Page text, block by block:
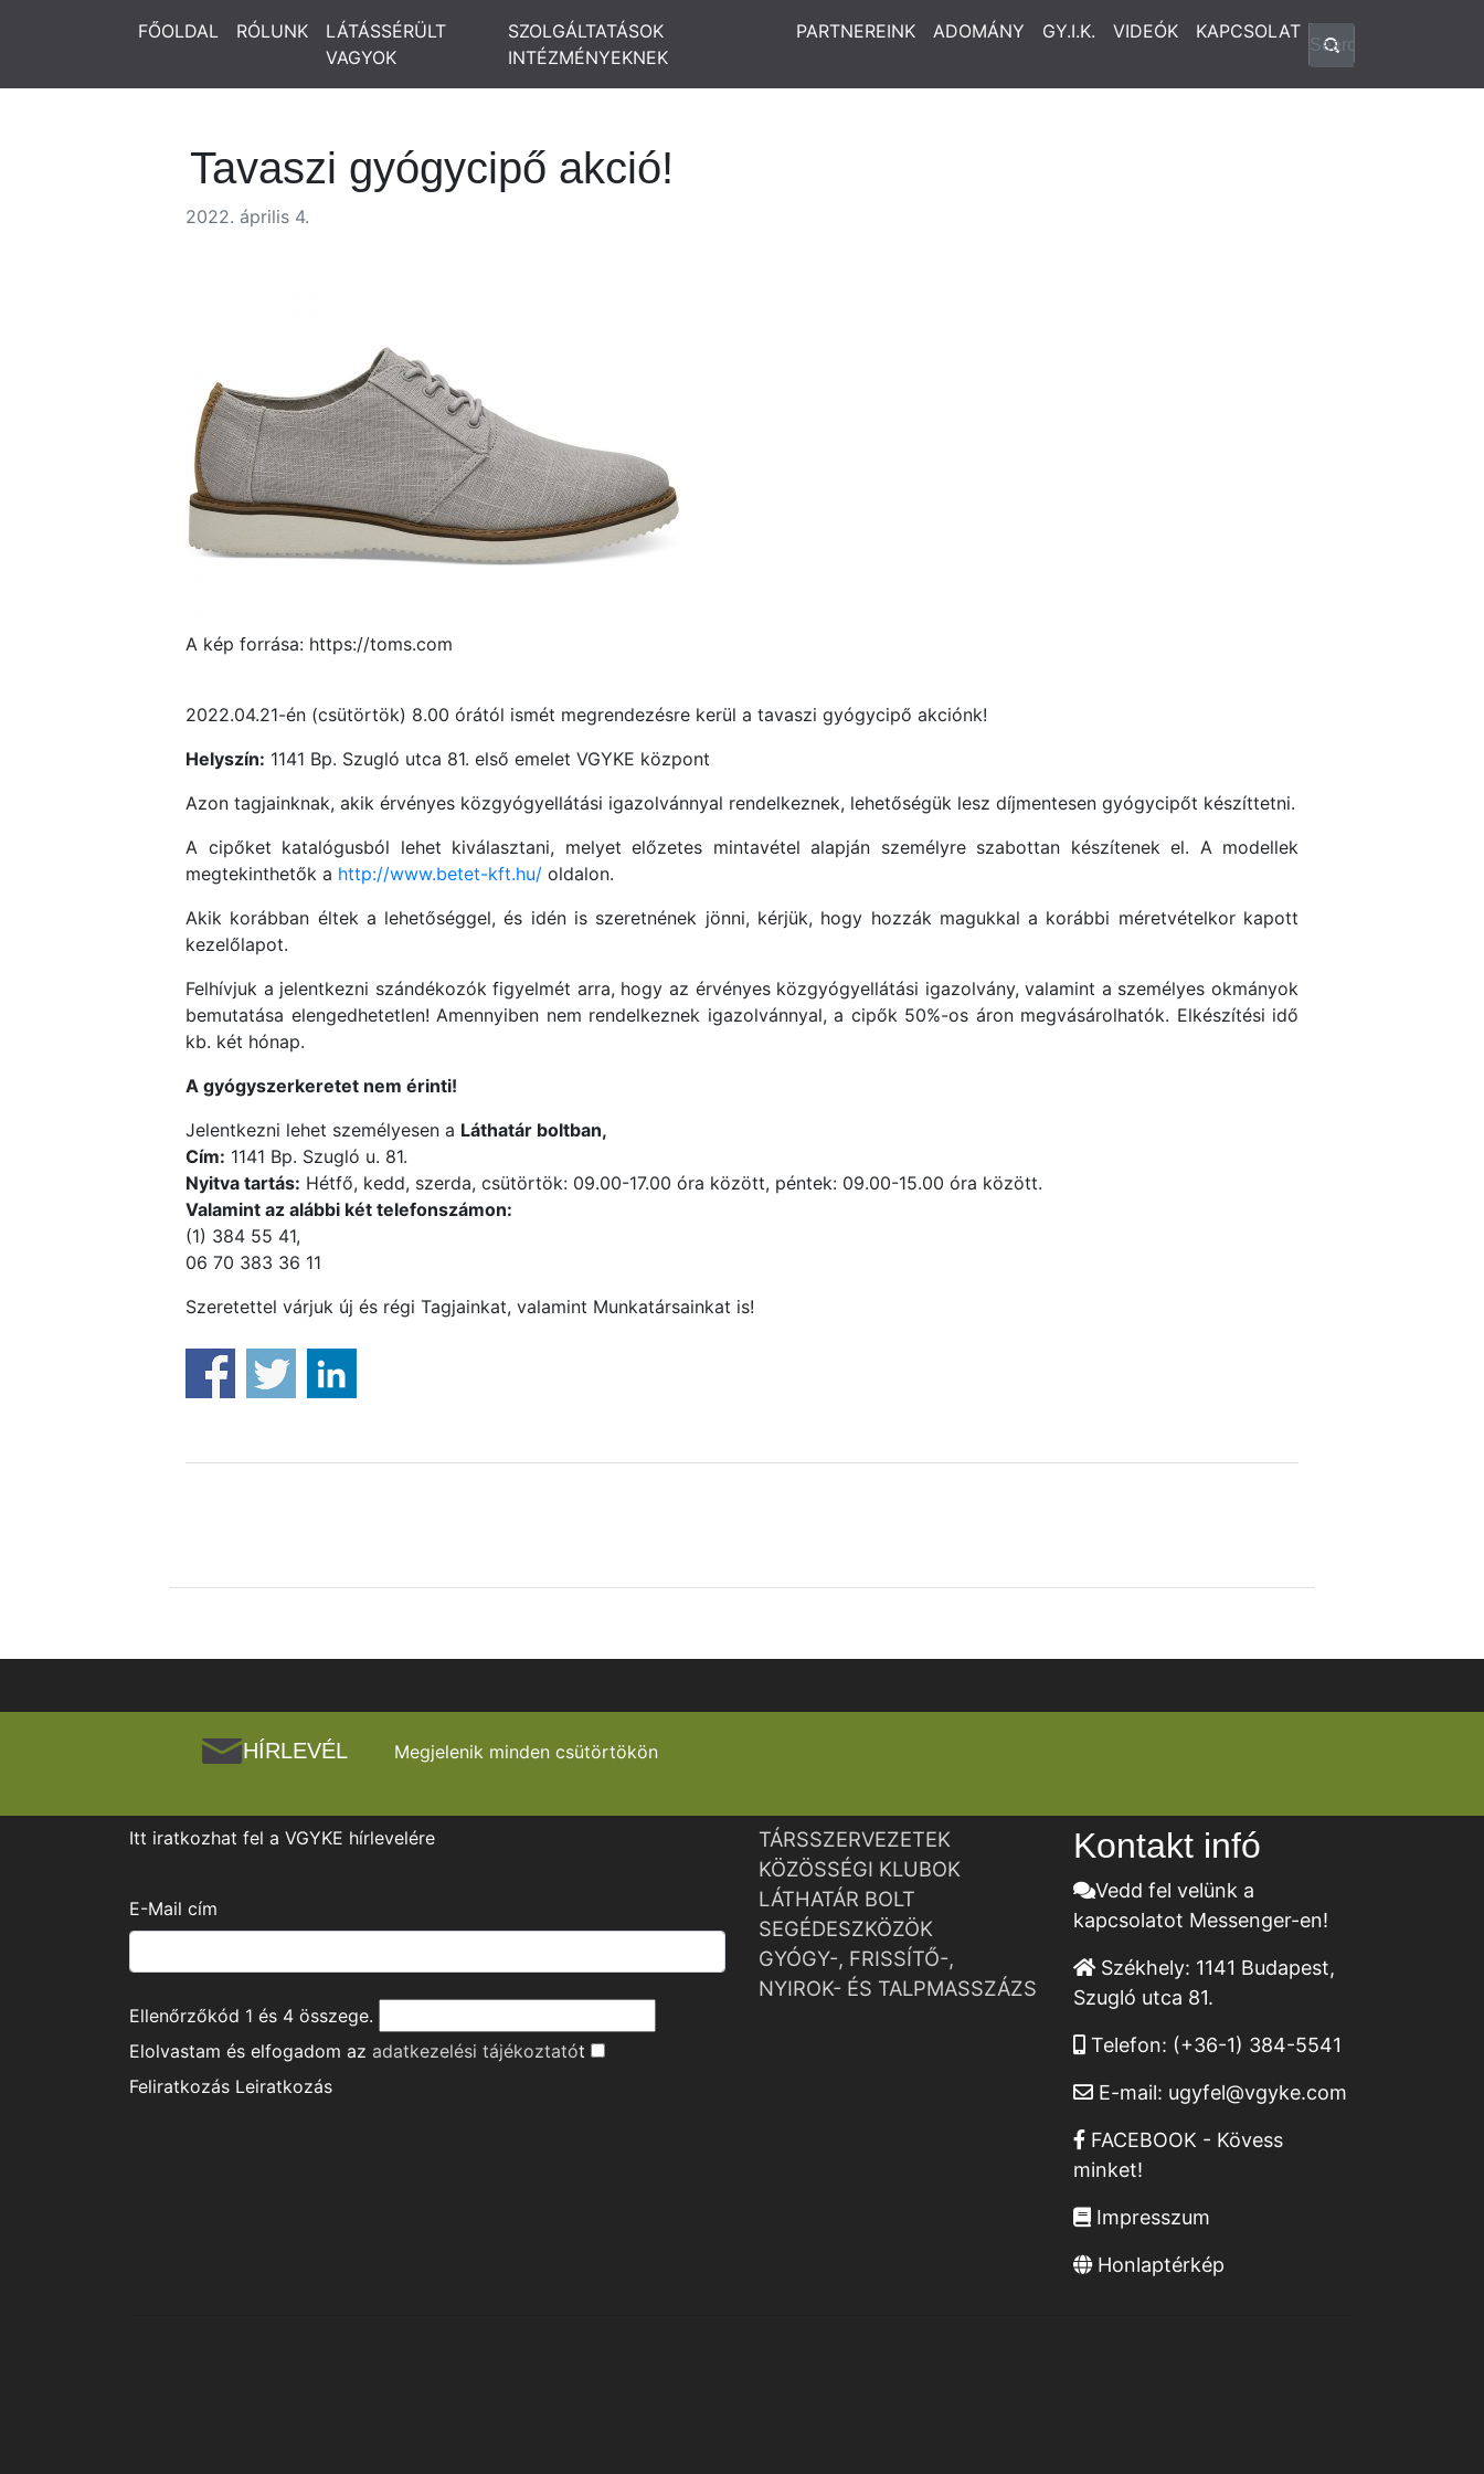
FŐOLDAL RÓLUNK
LÁTÁSSÉRÜLT
VAGYOK
SZOLGÁLTATÁSOK
INTÉZMÉNYEKNEK
PARTNEREINK ADOMÁNY GY.I.K. VIDEÓK KAPCSOLAT
Tavaszi gyógycipő akció!
2022. április 4.
A kép forrása: https://toms.com
2022.04.21-én (csütörtök) 8.00 órától ismét megrendezésre kerül a tavaszi gyógycipő akciónk!
Helyszín: 1141 Bp. Szugló utca 81. első emelet VGYKE központ
Azon tagjainknak, akik érvényes közgyógyellátási igazolvánnyal rendelkeznek, lehetőségük lesz díjmentesen gyógycipőt készíttetni.
A cipőket katalógusból lehet kiválasztani, melyet előzetes mintavétel alapján személyre szabottan készítenek el. A modellek
megtekinthetők a http://www.betet-kft.hu/ oldalon.
Akik korábban éltek a lehetőséggel, és idén is szeretnének jönni, kérjük, hogy hozzák magukkal a korábbi méretvételkor kapott
kezelőlapot.
Felhívjuk a jelentkezni szándékozók figyelmét arra, hogy az érvényes közgyógyellátási igazolvány, valamint a személyes okmányok
bemutatása elengedhetetlen! Amennyiben nem rendelkeznek igazolvánnyal, a cipők 50%-os áron megvásárolhatók. Elkészítési idő
kb. két hónap.
A gyógyszerkeretet nem érinti!
Jelentkezni lehet személyesen a Láthatár boltban,
Cím: 1141 Bp. Szugló u. 81.
Nyitva tartás: Hétfő, kedd, szerda, csütörtök: 09.00-17.00 óra között, péntek: 09.00-15.00 óra között.
Valamint az alábbi két telefonszámon:
(1) 384 55 41,
06 70 383 36 11
Szeretettel várjuk új és régi Tagjainkat, valamint Munkatársainkat is!
HÍRLEVÉL Megjelenik minden csütörtökön
Itt iratkozhat fel a VGYKE hírlevelére
E-Mail cím
Ellenőrzőkód 1 és 4 összege.
Elolvastam és elfogadom az adatkezelési tájékoztatót
Feliratkozás Leiratkozás
TÁRSSZERVEZETEK
KÖZÖSSÉGI KLUBOK
LÁTHATÁR BOLT
SEGÉDESZKÖZÖK
GYÓGY-, FRISSÍTŐ-,
NYIROK- ÉS TALPMASSZÁZS
Kontakt infó
Vedd fel velünk a
kapcsolatot Messenger-en!
Székhely: 1141 Budapest,
Szugló utca 81.
Telefon: (+36-1) 384-5541
E-mail: ugyfel@vgyke.com
FACEBOOK - Kövess
minket!
Impresszum
Honlaptérkép